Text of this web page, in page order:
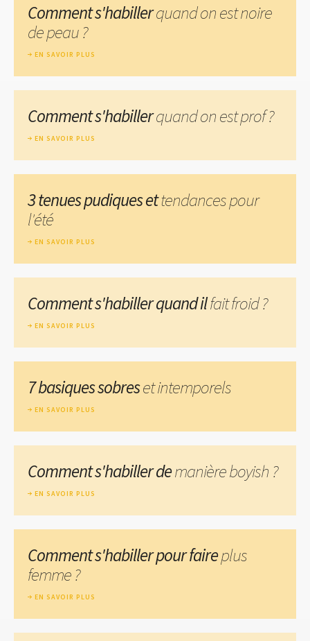
Comment s'habillerquand on est noire
de peau ?
EN SAVOIR PLUS
Comment s'habillerquand on est prof ?
EN SAVOIR PLUS
3 tenues pudiques ettendances pour
l'été
EN SAVOIR PLUS
Comment s'habiller quand ilfait froid ?
EN SAVOIR PLUS
7 basiques sobreset intemporels
EN SAVOIR PLUS
Comment s'habiller demanière boyish ?
EN SAVOIR PLUS
Comment s'habiller pour faireplus
femme ?
EN SAVOIR PLUS